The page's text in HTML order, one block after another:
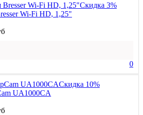
Скидка 3%
Wi-Fi HD, 1,25"
0
Скидка 10%
UA1000CA